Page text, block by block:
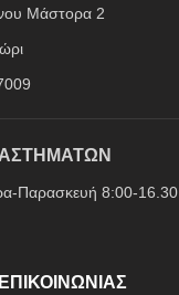
Μάστορα 2
Παρασκευή 8:00-16.30